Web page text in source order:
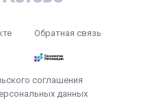
Обратная связь
соглашения
данных